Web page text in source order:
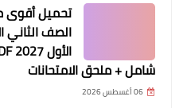
تحميل
الصف الثاني
شامل + ملحق الامتحانات
06 أغسطس 2026